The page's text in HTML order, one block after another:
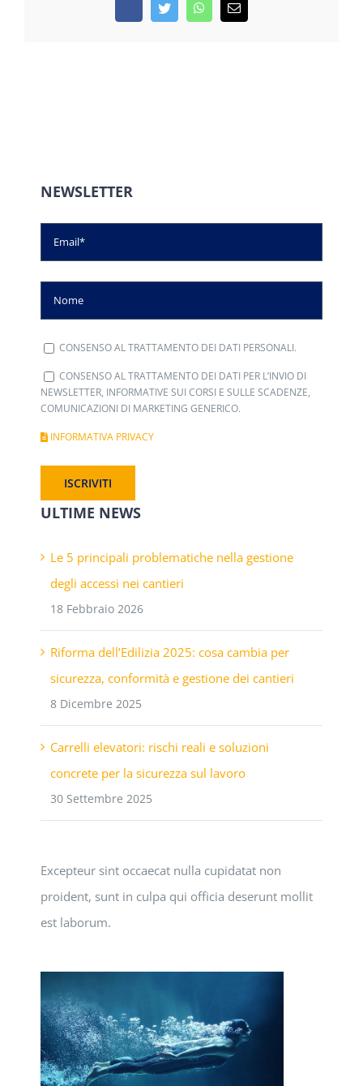
FacebookTwitterWhatsApp
Email
NEWSLETTER
CONSENSO AL TRATTAMENTO DEI DATI PERSONALI.
CONSENSO AL TRATTAMENTO DEI DATI PER L’INVIO DI
NEWSLETTER, INFORMATIVE SUI CORSI E SULLE SCADENZE,
COMUNICAZIONI DI MARKETING GENERICO.
INFORMATIVA PRIVACY
ULTIME NEWS
Le 5 principali problematiche nella gestione
degli accessi nei cantieri
18 Febbraio 2026
Riforma dell’Edilizia 2025: cosa cambia per
sicurezza, conformità e gestione dei cantieri
8 Dicembre 2025
Carrelli elevatori: rischi reali e soluzioni
concrete per la sicurezza sul lavoro
30 Settembre 2025
Excepteur sint occaecat nulla cupidatat non
proident, sunt in culpa qui officia deserunt mollit
est laborum.